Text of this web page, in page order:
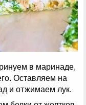
в маринаде,
Оставляем на
и отжимаем лук.